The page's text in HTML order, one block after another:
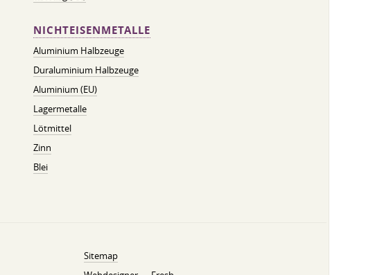
NICHTEISENMETALLE
Aluminium Halbzeuge
Duraluminium Halbzeuge
Aluminium (EU)
Lagermetalle
Lötmittel
Zinn
Blei
Sitemap